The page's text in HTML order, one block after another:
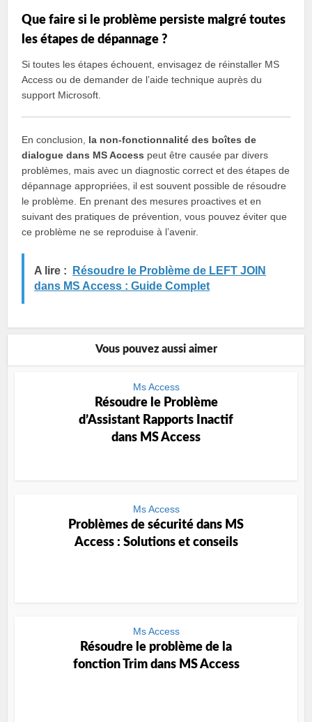
Que faire si le problème persiste malgré toutes
les étapes de dépannage ?
Si toutes les étapes échouent, envisagez de réinstaller MS
Access ou de demander de l’aide technique auprès du
support Microsoft.
En conclusion, la non-fonctionnalité des boîtes de
dialogue dans MS Access peut être causée par divers
problèmes, mais avec un diagnostic correct et des étapes de
dépannage appropriées, il est souvent possible de résoudre
le problème. En prenant des mesures proactives et en
suivant des pratiques de prévention, vous pouvez éviter que
ce problème ne se reproduise à l’avenir.
A lire :
Résoudre le Problème de LEFT JOIN
dans MS Access : Guide Complet
Vous pouvez aussi aimer
Ms Access
Résoudre le Problème
d’Assistant Rapports Inactif
dans MS Access
Ms Access
Problèmes de sécurité dans MS
Access : Solutions et conseils
Ms Access
Résoudre le problème de la
fonction Trim dans MS Access